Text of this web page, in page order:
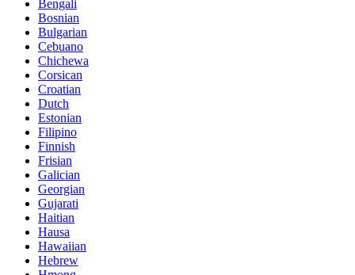
Bengali
Bosnian
Bulgarian
Cebuano
Chichewa
Corsican
Croatian
Dutch
Estonian
Filipino
Finnish
Frisian
Galician
Georgian
Gujarati
Haitian
Hausa
Hawaiian
Hebrew